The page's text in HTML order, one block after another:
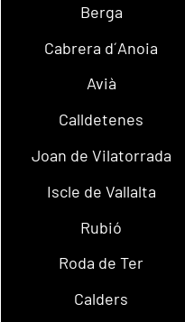
Berga
Cabrera d´Anoia
Avià
Calldetenes
Joan de Vilatorrada
Iscle de Vallalta
Rubió
Roda de Ter
Calders